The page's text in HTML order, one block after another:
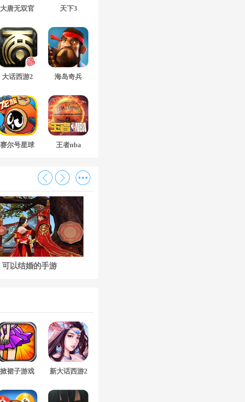
大唐无双官 天下3
大话西游2 海岛奇兵
赛尔号星球 王者nba
可以结婚的手游
掀裙子游戏 新大话西游2